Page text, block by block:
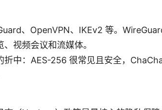
、OpenVPN、IKEv2 等。
视频会议和流媒体。
折中：AES-256 很常见且安全，